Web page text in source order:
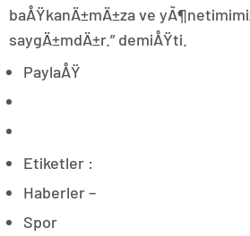
baÅŸkanÄ±mÄ±za ve
saygÄ±mdÄ±r.” demiÅŸti.
PaylaÅŸ
Etiketler :
Haberler –
Spor